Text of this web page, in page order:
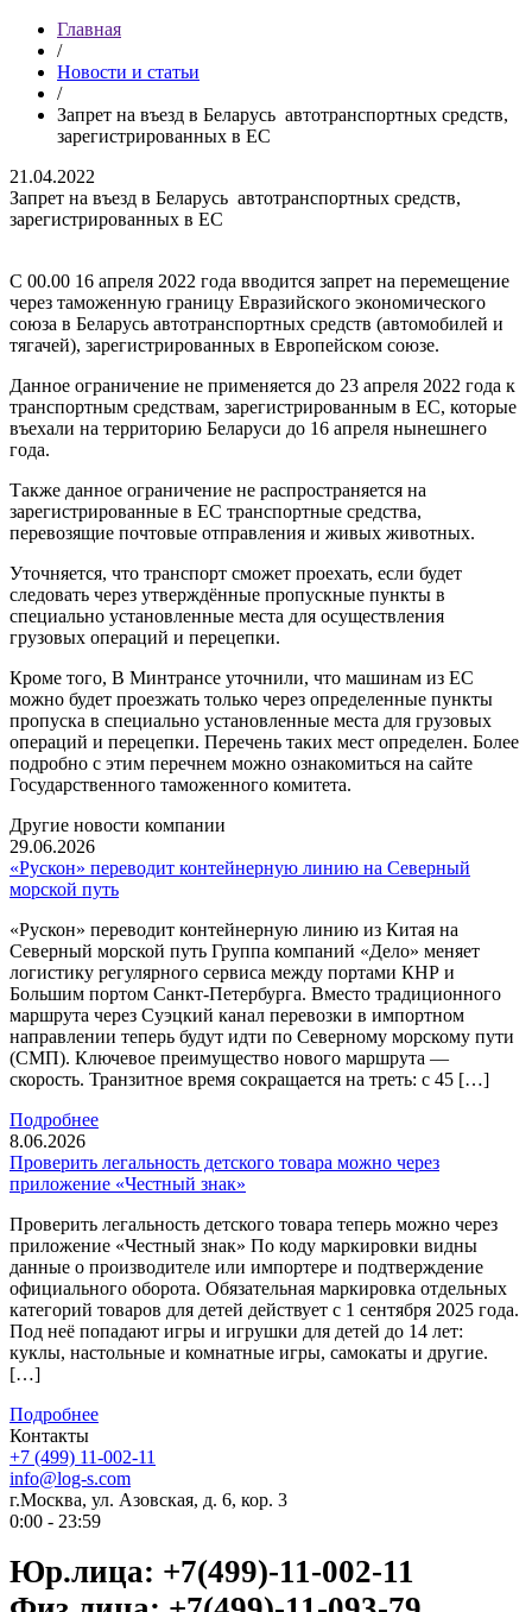
Главная
/
Новости и статьи
/
Запрет на въезд в Беларусь автотранспортных средств,
зарегистрированных в ЕС
21.04.2022
Запрет на въезд в Беларусь автотранспортных средств,
зарегистрированных в ЕС
С 00.00 16 апреля 2022 года вводится запрет на перемещение
через таможенную границу Евразийского экономического
союза в Беларусь автотранспортных средств (автомобилей и
тягачей), зарегистрированных в Европейском союзе.
Данное ограничение не применяется до 23 апреля 2022 года к
транспортным средствам, зарегистрированным в ЕС, которые
въехали на территорию Беларуси до 16 апреля нынешнего
года.
Также данное ограничение не распространяется на
зарегистрированные в ЕС транспортные средства,
перевозящие почтовые отправления и живых животных.
Уточняется, что транспорт сможет проехать, если будет
следовать через утверждённые пропускные пункты в
специально установленные места для осуществления
грузовых операций и перецепки.
Кроме того, В Минтрансе уточнили, что машинам из ЕС
можно будет проезжать только через определенные пункты
пропуска в специально установленные места для грузовых
операций и перецепки. Перечень таких мест определен. Более
подробно с этим перечнем можно ознакомиться на сайте
Государственного таможенного комитета.
Другие новости компании
29.06.2026
«Рускон» переводит контейнерную линию на Северный
морской путь
«Рускон» переводит контейнерную линию из Китая на
Северный морской путь Группа компаний «Дело» меняет
логистику регулярного сервиса между портами КНР и
Большим портом Санкт-Петербурга. Вместо традиционного
маршрута через Суэцкий канал перевозки в импортном
направлении теперь будут идти по Северному морскому пути
(СМП). Ключевое преимущество нового маршрута —
скорость. Транзитное время сокращается на треть: с 45 […]
Подробнее
8.06.2026
Проверить легальность детского товара можно через
приложение «Честный знак»
Проверить легальность детского товара теперь можно через
приложение «Честный знак» По коду маркировки видны
данные о производителе или импортере и подтверждение
официального оборота. Обязательная маркировка отдельных
категорий товаров для детей действует с 1 сентября 2025 года.
Под неё попадают игры и игрушки для детей до 14 лет:
куклы, настольные и комнатные игры, самокаты и другие.
[…]
Подробнее
Контакты
+7 (499) 11-002-11
info@log-s.com
г.Москва, ул. Азовская, д. 6, кор. 3
0:00 - 23:59
Юр.лица: +7(499)-11-002-11